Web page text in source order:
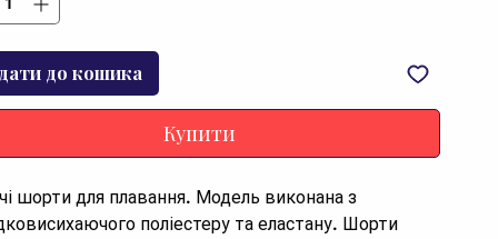
до кошика
Купити
шорти для плавання. Модель виконана з
поліестеру та еластану. Шорти